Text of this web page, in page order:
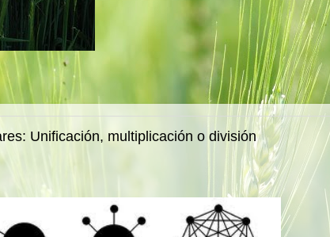
Unificación, multiplicación o división